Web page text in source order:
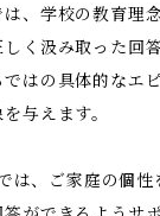
、学校の教育理
く汲み取った回
はの具体的なエ
与えます。
、ご家庭の個性